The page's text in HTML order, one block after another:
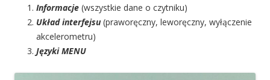
Informacje (wszystkie dane o czytniku)
Układ interfejsu(praworęczny, leworęczny, wyłączenie
akcelerometru)
Języki MENU